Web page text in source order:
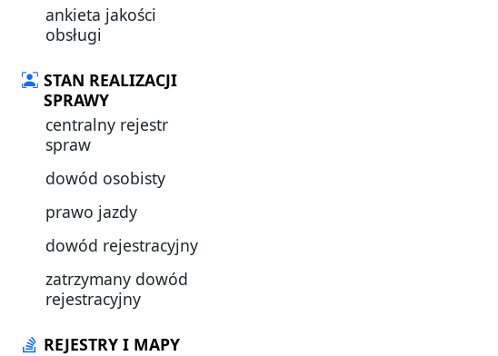
ankieta jakości
obsługi
STAN REALIZACJI
SPRAWY
centralny rejestr
spraw
dowód osobisty
prawo jazdy
dowód rejestracyjny
zatrzymany dowód
rejestracyjny
REJESTRY I MAPY